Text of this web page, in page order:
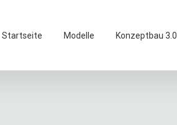
Startseite Modelle Konzeptbau 3.0